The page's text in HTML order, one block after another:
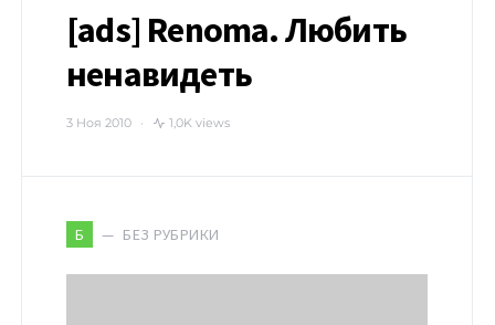
[ads] Renoma. Любить
ненавидеть
3 Ноя 2010 1,0K views
Б БЕЗ РУБРИКИ